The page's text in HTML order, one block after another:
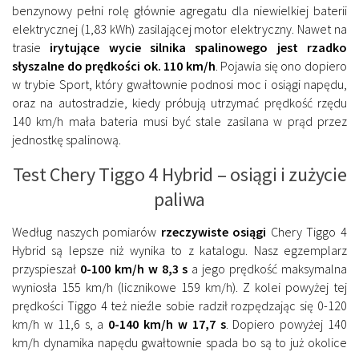
benzynowy pełni rolę głównie agregatu dla niewielkiej baterii
elektrycznej (1,83 kWh) zasilającej motor elektryczny. Nawet na
trasie irytujące wycie silnika spalinowego jest rzadko
słyszalne do prędkości ok. 110 km/h. Pojawia się ono dopiero
w trybie Sport, który gwałtownie podnosi moc i osiągi napędu,
oraz na autostradzie, kiedy próbują utrzymać prędkość rzędu
140 km/h mała bateria musi być stale zasilana w prąd przez
jednostkę spalinową.
Test Chery Tiggo 4 Hybrid – osiągi i zużycie
paliwa
Według naszych pomiarów rzeczywiste osiągi Chery Tiggo 4
Hybrid są lepsze niż wynika to z katalogu. Nasz egzemplarz
przyspieszał 0-100 km/h w 8,3 s a jego prędkość maksymalna
wyniosła 155 km/h (licznikowe 159 km/h). Z kolei powyżej tej
prędkości Tiggo 4 też nieźle sobie radził rozpędzając się 0-120
km/h w 11,6 s, a 0-140 km/h w 17,7 s. Dopiero powyżej 140
km/h dynamika napędu gwałtownie spada bo są to już okolice